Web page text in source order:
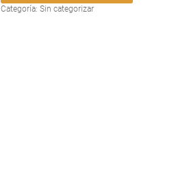
Categoría: Sin categorizar